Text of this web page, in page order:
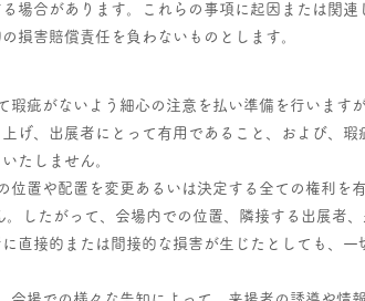
場合があります。これらの事項に起因または関連
損害賠償責任を負わないものとします。
瑕疵がないよう細心の注意を払い準備を行います
げ、出展者にとって有用であること、および、瑕
たしません。
位置や配置を変更あるいは決定する全ての権利を
したがって、会場内での位置、隣接する出展者
直接的または間接的な損害が生じたとしても、一